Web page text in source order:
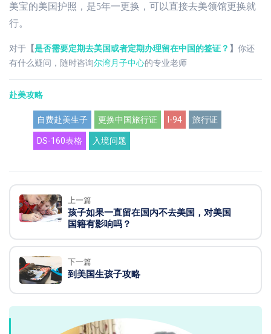
美宝的美国护照，是5年一更换，可以直接去美领馆更换就
行。
对于 【是否需要定期去美国或者定期办理留在中国的签证？ 】 你还
有什么疑问，随时咨询尔湾月子中心的专业老师
赴美攻略
自费赴美生子 更换中国旅行证 I-94 旅行证
DS-160表格 入境问题
上一篇
孩子如果一直留在国内不去美国，对美国
国籍有影响吗？
下一篇
到美国生孩子攻略